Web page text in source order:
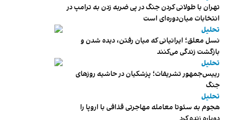
تهران با طولانی کردن جنگ در پی ضربه زدن به ترامپ در
انتخابات میان‌دوره‌ای است
تحلیل
نسل معلق؛ ایرانیانی که میان رفتن، دیده شدن و
بازگشت زندگی می‌کنند
تحلیل
رییس‌جمهور تشریفات؛ پزشکیان در حاشیه روزهای
جنگ
تحلیل
هجوم به سئوتا معامله مهاجرتی قذافی با اروپا را